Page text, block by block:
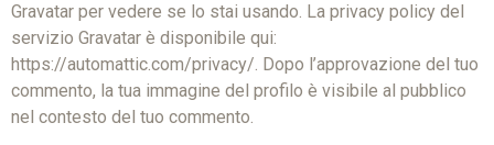
Gravatar per vedere se lo stai usando. La privacy policy del
servizio Gravatar è disponibile qui:
https://automattic.com/privacy/. Dopo l’approvazione del tuo
commento, la tua immagine del profilo è visibile al pubblico
nel contesto del tuo commento.